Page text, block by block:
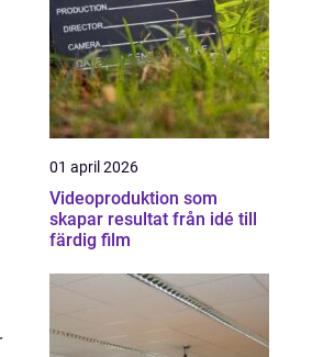
01 april 2026
Videoproduktion som
skapar resultat från idé till
färdig film